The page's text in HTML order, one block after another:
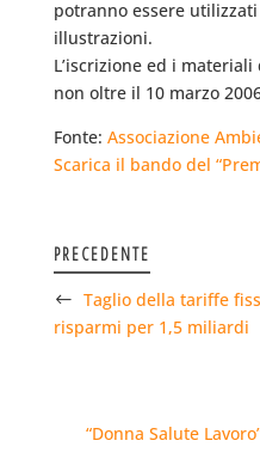
potranno essere
illustrazioni.
L’iscrizione ed i
non oltre il 10 marzo
Fonte: Associazione
Scarica il bando del
PRECEDENTE
Taglio della tariffe
risparmi per 1,5 miliardi
“Donna Salute